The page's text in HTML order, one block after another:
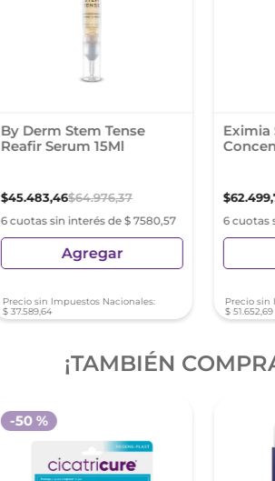
By Derm Stem Tense
Reafir Serum 15Ml
$45.483,46$64.976,37
6 cuotas sin interés de $ 7580,57
Agregar
Precio sin Impuestos Nacionales:
$ 37.589,64
Eximia
$62.499,
6 cuotas
Precio sin
$ 51.652,69
¡TAMBIÉN
-50 %